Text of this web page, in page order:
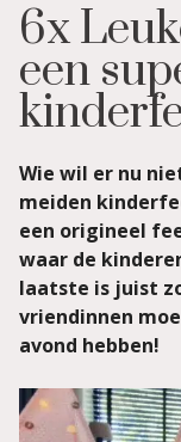
6x
een
Wie wil er nu
meiden
een origineel
waar de
laatste is juist
vriendinnen
avond hebben!